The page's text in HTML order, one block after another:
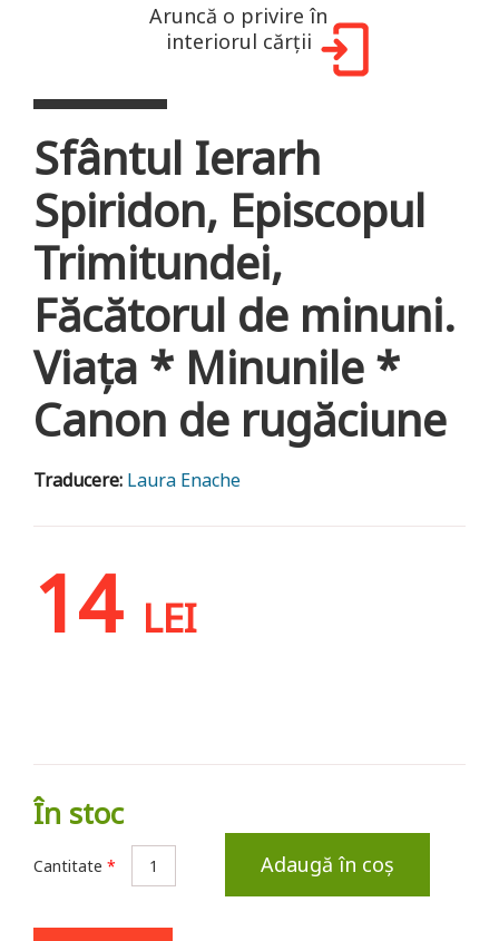
Aruncă o privire în
interiorul cărții
Sfântul Ierarh
Spiridon, Episcopul
Trimitundei,
Făcătorul de minuni.
Viața * Minunile *
Canon de rugăciune
Traducere: Laura Enache
14 LEI
În stoc
Cantitate * Adaugă în coș